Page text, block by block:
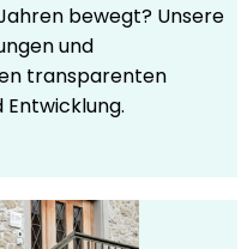
bewegt? Unsere
und
transparenten
Entwicklung.